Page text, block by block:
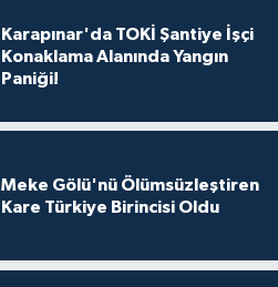
Karapınar'da TOKİ Şantiye İşçi
Konaklama Alanında Yangın
Paniği!
Meke Gölü'nü Ölümsüzleştiren
Kare Türkiye Birincisi Oldu